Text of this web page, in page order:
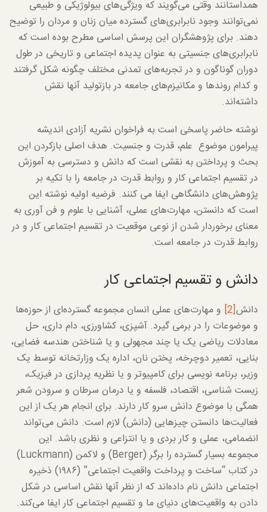
همداستانند وقتی می‌گویند که ویژگی‌های بیولوژیکی و طبیعی
نمی‌توانند وجود نابرابری‌های گسترده میان زنان و مردان را توضیح
دهند. برای پژوهشگران این پرسش اساسی مطرح بوده است که
نابرابری‌های جنسیتی به عنوان پدیده اجتماعی و تاریخی در طول
دوران گوناگون و در تجربه‌های تمدنی مختلف چگونه شکل گرفتند
و کدام روندها و مکانیزم‌های جامعه در بازتولید آنها نقش
داشته‌اند.
نوشته حاضر پاسخی است به فراخوان نشریه آزادی اندیشه
پیرامون موضوع علم، قدرت و جنسیت. هدف اصلی بازکردن این
بحث و پرداختن به نقشی است که دانش و دسترسی به آموزش
در تقسیم اجتماعی کار و روابط قدرت در جامعه را با تکیه بر
پژوهش‌های دانشگاهی ایفا می کنند. فرضیه اولیه نوشته این
است که دانستن، مهارت‌های عملی، آشنایی با علوم و فن آوری به
معنای برخوردار شدن از نوعی موقعیت در تقسیم اجتماعی کار و در
روابط قدرت در جامعه است.
دانش و تقسیم اجتماعی کار
دانش[2]
و مهارت‌های عملی انسان مجموعه گسترده‌ای از حوزه‌ها
و موضوعات را در برمی گیرد. آشپزی، کشاورزی، دام داری، حل
معادلات ریاضی یک یا چند مجهولی و یا شناختن هندسه فضایی،
بنایی، تعمیر دوچرخه، پختن نان، اداره یک وزارتخانه توسط یک
وزیر، برنامه نویسی برای کامپیوتر و یا نظریه پردازی در فیزیک،
زیست شناسی، اقتصاد، فلسفه و یا درمان سرطان و سرودن شعر
همگی با موضوع دانش سرو کار دارند. برای انجام هر یک از این
فعالیت‌ها دانستن چیزهایی (دانش) لازم است. دانش می‌تواند
انضمامی، عملی و کار بردی و یا انتزاعی و نظری باشد. این
مجموعه بسیار گسترده را برگر (Berger) و لاکمن (Luckmann)
در کتاب “ساخت و پرداخت واقعیت اجتماعی” (۱۹۸۶) ذخیره
اجتماعی دانش نام داده‌اند که از نظر آنها نقش اساسی در شکل
دادن به واقعیت‌های دنیای ما و تقسیم اجتماعی کار ایفا می‌کند.